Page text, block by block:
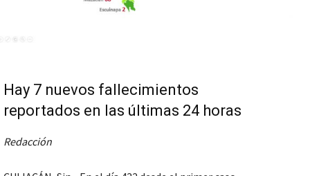
Hay 7 nuevos fallecimientos
reportados en las últimas 24 horas
Redacción